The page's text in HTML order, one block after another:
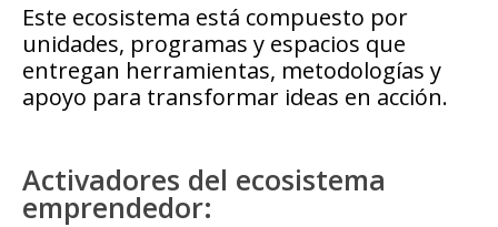
Este ecosistema está compuesto por
unidades, programas y espacios que
entregan herramientas, metodologías y
apoyo para transformar ideas en acción.
Activadores del ecosistema
emprendedor: